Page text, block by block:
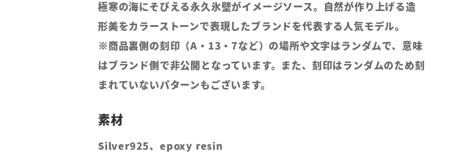
極寒の海にそびえる永久氷壁がイメージソース。自然が作り上げる造
形美をカラーストーンで表現したブランドを代表する人気モデル。
※商品裏側の刻印（A・13・7など）の場所や文字はランダムで、意味
はブランド側で非公開となっています。また、刻印はランダムのため刻
まれていないパターンもございます。
Silver925、epoxy resin